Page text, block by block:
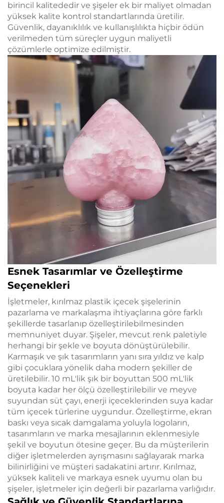
birincil kalitededir ve şişeler ek bir maliyet olmadan
yüksek kalite kontrol standartlarında üretilir.
Güvenlik, dayanıklılık ve kullanışlılıkta hiçbir ödün
verilmeden tüm süreçler uygun maliyetli
çözümlerle optimize edilmiştir.
Esnek Tasarımlar ve Özelleştirme
Seçenekleri
İşletmeler, kırılmaz plastik içecek şişelerinin
pazarlama ve markalaşma ihtiyaçlarına göre farklı
şekillerde tasarlanıp özelleştirilebilmesinden
memnuniyet duyar. Şişeler, mevcut renk paletiyle
herhangi bir şekle ve boyuta dönüştürülebilir.
Karmaşık ve şık tasarımların yanı sıra yıldız ve kalp
gibi çocuklara yönelik daha modern şekiller de
üretilebilir. 10 mL'lik şık bir boyuttan 500 mL'lik
boyuta kadar her ölçü özelleştirilebilir ve meyve
suyundan süt çayı, enerji içeceklerinden suya kadar
tüm içecek türlerine uygundur. Özelleştirme, ekran
baskı veya sıcak damgalama yoluyla logoların,
tasarımların ve marka mesajlarının eklenmesiyle
şekil ve boyutun ötesine geçer. Bu da müşterilerin
diğer işletmelerden ayrışmasını sağlayarak marka
bilinirliğini ve müşteri sadakatini artırır. Kırılmaz,
yüksek kaliteli ve markaya esnek uyumu olan bu
şişeler, işletmeler için değerli bir pazarlama varlığıdır.